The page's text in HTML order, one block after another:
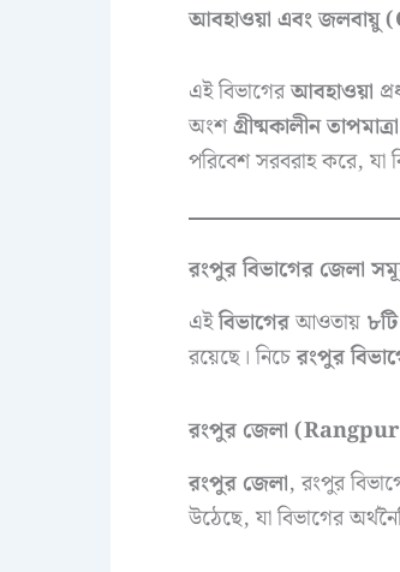
আবহাওয়া এবং
এই বিভাগেরআবহাওয়া
অংশগ্রীষ্মকালীন তাপমাত্রা
পরিবেশ সরবরাহ করে, যা
রংপুর বিভাগের জেলা
এইবিভাগেরআওতায়
রয়েছে। নিচেরংপুর
রংপুর জেলা
রংপুর জেলা, রংপুর
উঠেছে, যা বিভাগের